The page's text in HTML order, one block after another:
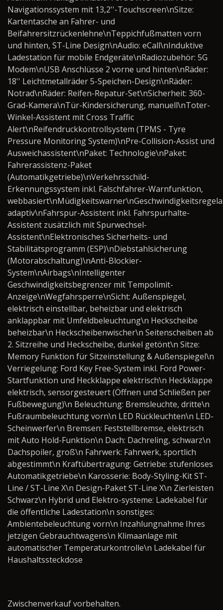
Navigationssystem mit 13,2''-Touchscreen\nSitze:
Kartentasche an Fahrer- und
Beifahrersitzrückenlehne\nTeppichfußmatten vorn
und hinten, ST-Line Design\nAudio: eCall\nInduktive
Ladestation für mobile Endgeräte\nRadiozubehör: 5G
Modem\nUSB Anschlüsse 2 vorne und hinten\nRäder:
18'' Leichtmetallräder 5-Speichen-Design\nRäder:
Notrad\nRäder: Reifen-Repatur-Set\nSicherheit: 360-
Grad-Kamera\nTür-Kindersicherung, manuell\nToter-
Winkel-Assistent mit Cross Traffic
Alert\nReifendruckkontrollsystem (TPMS - Tyre
Pressure Monitoring System)\nPre-Collision-Assist und
Ausweichassistent\nPaket: Technologie\nPaket:
Fahrerassistenz-Paket
(Automatikgetriebe)\nVerkehrsschild-
Erkennungssystem inkl. Falschfahrer-Warnfunktion,
adaptiv\nFahrspur-Assistent inkl. Fahrspurhalte-
Assistent zusätzlich mit Spurwechsel-
Assistent\nElektronisches Sicherheits- und
Stabilitätsprogramm (ESP)\nDiebstahlsicherung
(Motorabschaltung)\nAnti-Blockier-
System\nAirbags\nIntelligenter
Geschwindigkeitsbegrenzer mit Tempolimit-
Anzeige\nWegfahrsperre\nSicht: Außenspiegel,
elektrisch einstellbar, beheizbar und elektrisch
anklappbar mit Umfeldbeleuchtung\n Heckscheibe
beheizbar\n Heckscheibenwischer\n Seitenscheiben ab
2. Sitzreihe und Heckscheibe, dunkel getönt\n Sitze:
Memory Funktion für Sitzeinstellung & Außenspiegel\n
Verriegelung: Ford Key Free-System inkl. Ford Power-
Startfunktion und Heckklappe elektrisch\n Heckklappe
elektrisch, sensorgesteuert (Öffnen und Schließen per
Fußbewegung)\n Beleuchtung: Bremsleuchte, dritte\n
Fußraumbeleuchtung vorn\n LED Rückleuchten\n LED-
Scheinwerfer\n Bremsen: Feststellbremse, elektrisch
mit Auto Hold-Funktion\n Dach: Dachreling, schwarz\n
Dachspoiler, groß\n Fahrwerk: Fahrwerk, sportlich
abgestimmt\n Kraftübertragung: Getriebe: stufenloses
Automatikgetriebe\n Karosserie: Body-Styling-Kit ST-
Line / ST-Line X\n Design-Paket ST-Line X\n Zierleisten
Schwarz\n Hybrid und Elektro-systeme: Ladekabel für
die öffentliche Ladestation\n sonstiges:
Ambientebeleuchtung vorn\n Inzahlungnahme Ihres
jetzigen Gebrauchtwagens\n Klimaanlage mit
automatischer Temperaturkontrolle\n Ladekabel für
Haushaltssteckdose
Zwischenverkauf vorbehalten.